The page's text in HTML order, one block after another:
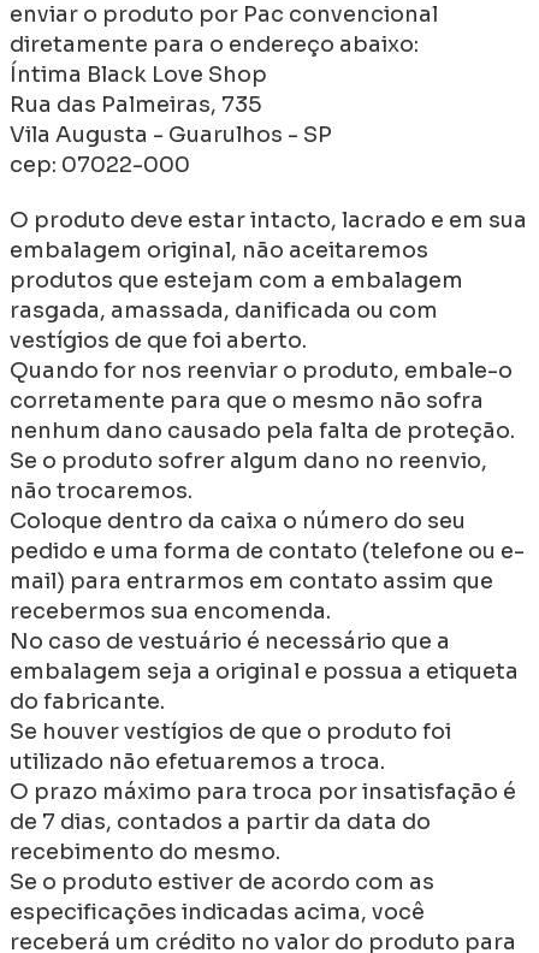
enviar o produto por Pac convencional
diretamente para o endereço abaixo:
Íntima Black Love Shop
Rua das Palmeiras, 735
Vila Augusta - Guarulhos - SP
cep: 07022-000
O produto deve estar intacto, lacrado e em sua
embalagem original, não aceitaremos
produtos que estejam com a embalagem
rasgada, amassada, danificada ou com
vestígios de que foi aberto.
Quando for nos reenviar o produto, embale-o
corretamente para que o mesmo não sofra
nenhum dano causado pela falta de proteção.
Se o produto sofrer algum dano no reenvio,
não trocaremos.
Coloque dentro da caixa o número do seu
pedido e uma forma de contato (telefone ou e-
mail) para entrarmos em contato assim que
recebermos sua encomenda.
No caso de vestuário é necessário que a
embalagem seja a original e possua a etiqueta
do fabricante.
Se houver vestígios de que o produto foi
utilizado não efetuaremos a troca.
O prazo máximo para troca por insatisfação é
de 7 dias, contados a partir da data do
recebimento do mesmo.
Se o produto estiver de acordo com as
especificações indicadas acima, você
receberá um crédito no valor do produto para